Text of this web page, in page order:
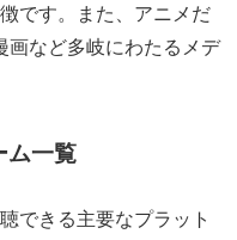
です。また、アニメだ
画など多岐にわたるメデ
ム一覧
できる主要なプラット